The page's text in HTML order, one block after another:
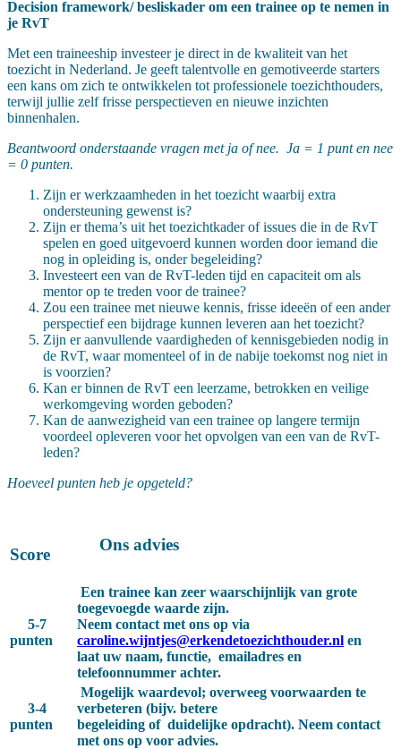
Decision framework/ besliskader om een trainee op te nemen in
je RvT
Met een traineeship investeer je direct in de kwaliteit van het
toezicht in Nederland. Je geeft talentvolle en gemotiveerde starters
een kans om zich te ontwikkelen tot professionele toezichthouders,
terwijl jullie zelf frisse perspectieven en nieuwe inzichten
binnenhalen.
Beantwoord onderstaande vragen met ja of nee. Ja = 1 punt en nee
= 0 punten.
Zijn er werkzaamheden in het toezicht waarbij extra
ondersteuning gewenst is?
Zijn er thema’s uit het toezichtkader of issues die in de RvT
spelen en goed uitgevoerd kunnen worden door iemand die
nog in opleiding is, onder begeleiding?
Investeert een van de RvT-leden tijd en capaciteit om als
mentor op te treden voor de trainee?
Zou een trainee met nieuwe kennis, frisse ideeën of een ander
perspectief een bijdrage kunnen leveren aan het toezicht?
Zijn er aanvullende vaardigheden of kennisgebieden nodig in
de RvT, waar momenteel of in de nabije toekomst nog niet in
is voorzien?
Kan er binnen de RvT een leerzame, betrokken en veilige
werkomgeving worden geboden?
Kan de aanwezigheid van een trainee op langere termijn
voordeel opleveren voor het opvolgen van een van de RvT-
leden?
Hoeveel punten heb je opgeteld?
Score
Ons advies
5-7
punten
Een trainee kan zeer waarschijnlijk van grote
toegevoegde waarde zijn.
Neem contact met ons op via
caroline.wijntjes@erkendetoezichthouder.nl en
laat uw naam, functie, emailadres en
telefoonnummer achter.
3-4
punten
Mogelijk waardevol; overweeg voorwaarden te
verbeteren (bijv. betere
begeleiding of duidelijke opdracht). Neem contact
met ons op voor advies.